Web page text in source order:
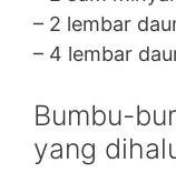
– 2 lembar
– 4 lembar
Bumbu-
yang